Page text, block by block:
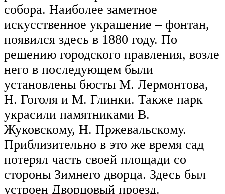
собора. Наиболее заметное
искусственное украшение – фонтан,
появился здесь в 1880 году. По
решению городского правления, возле
него в последующем были
установлены бюсты М. Лермонтова,
Н. Гоголя и М. Глинки. Также парк
украсили памятниками В.
Жуковскому, Н. Пржевальскому.
Приблизительно в это же время сад
потерял часть своей площади со
стороны Зимнего дворца. Здесь был
устроен Дворцовый проезд.